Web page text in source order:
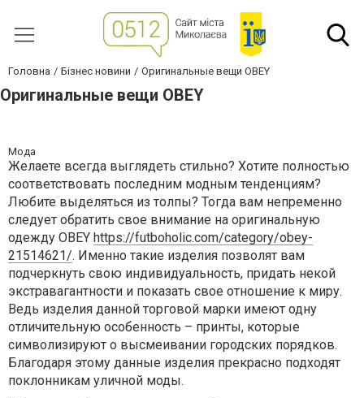
Головна Бізнес новини Оригинальные вещи OBEY
Оригинальные вещи OBEY
Мода
Желаете всегда выглядеть стильно? Хотите полностью
соответствовать последним модным тенденциям?
Любите выделяться из толпы? Тогда вам непременно
следует обратить свое внимание на оригинальную
одежду OBEY https://futboholic.com/category/obey-
21514621/. Именно такие изделия позволят вам
подчеркнуть свою индивидуальность, придать некой
экстравагантности и показать свое отношение к миру.
Ведь изделия данной торговой марки имеют одну
отличительную особенность – принты, которые
символизируют о высмеивании городских порядков.
Благодаря этому данные изделия прекрасно подходят
поклонникам уличной моды.